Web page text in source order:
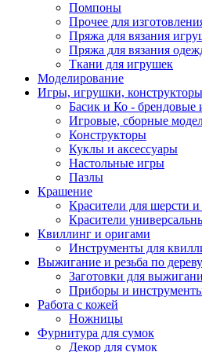
Помпоны
Прочее для
Пряжа для вязания
Пряжа для вязания
Ткани для игрушек
Моделирование
Игры, игрушки, конструкторы
Басик и Ко - брендовые
Игровые, сборные
Конструкторы
Куклы и аксессуары
Настольные игры
Пазлы
Крашение
Красители для шерсти
Красители
Квиллинг и оригами
Инструменты для
Выжигание и резьба по дереву
Заготовки для
Приборы и
Работа с кожей
Ножницы
Фурнитура для сумок
Декор для сумок